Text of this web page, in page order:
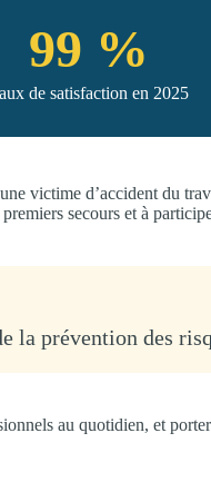
99 %
de satisfaction en 2025
victime d’accident du
secours et à
la prévention des
au quotidien, et